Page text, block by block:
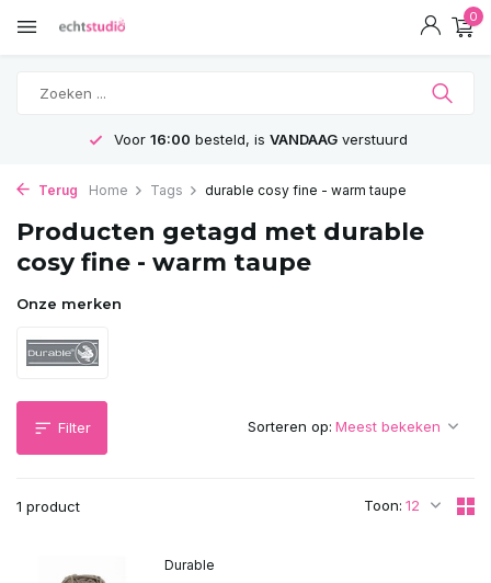
0
Voor 16:00 besteld, is VANDAAGverstuurd
Terug Home Tags durable cosy fine - warm taupe
Producten getagd met durable
cosy fine - warm taupe
Onze merken
Filter
1 product Toon:
Sorteren op:
Durable